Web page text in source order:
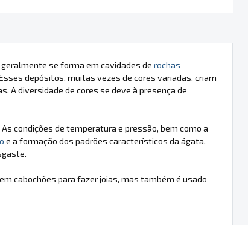
se forma em cavidades de rochas
depósitos, muitas vezes de cores variadas, criam
A diversidade de cores se deve à presença de
condições de temperatura e pressão, bem como a
e a formação dos padrões característicos da ágata.
cabochões para fazer joias, mas também é usado